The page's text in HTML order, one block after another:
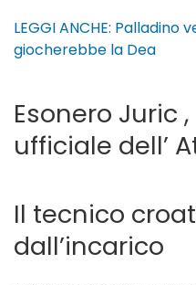
LEGGI ANCHE:
giocherebbe la Dea
Esonero Juric
ufficiale dell’
Il tecnico
dall’incarico